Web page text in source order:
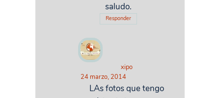
saludo.
Responder
xipo
24 marzo, 2014
LAs fotos que tengo